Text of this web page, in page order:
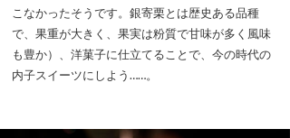
こなかったそうです。銀寄栗とは歴史ある品種
で、果重が大きく、果実は粉質で甘味が多く風味
も豊か）、洋菓子に仕立てることで、今の時代の
内子スイーツにしよう……。